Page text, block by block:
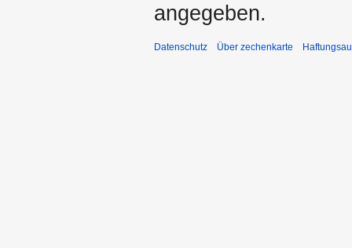
angegeben.
Datenschutz Über zechenkarte